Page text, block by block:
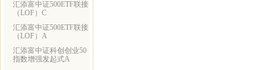
汇添富中证500ETF联接
（LOF）C
汇添富中证500ETF联接
（LOF）A
汇添富中证科创创业50
指数增强发起式A